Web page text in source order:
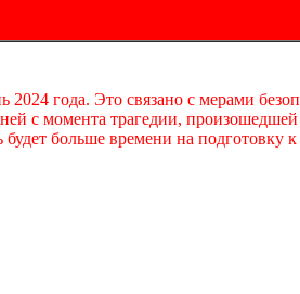
года. Это связано с мерами
с момента трагедии,
больше времени на подготовку к